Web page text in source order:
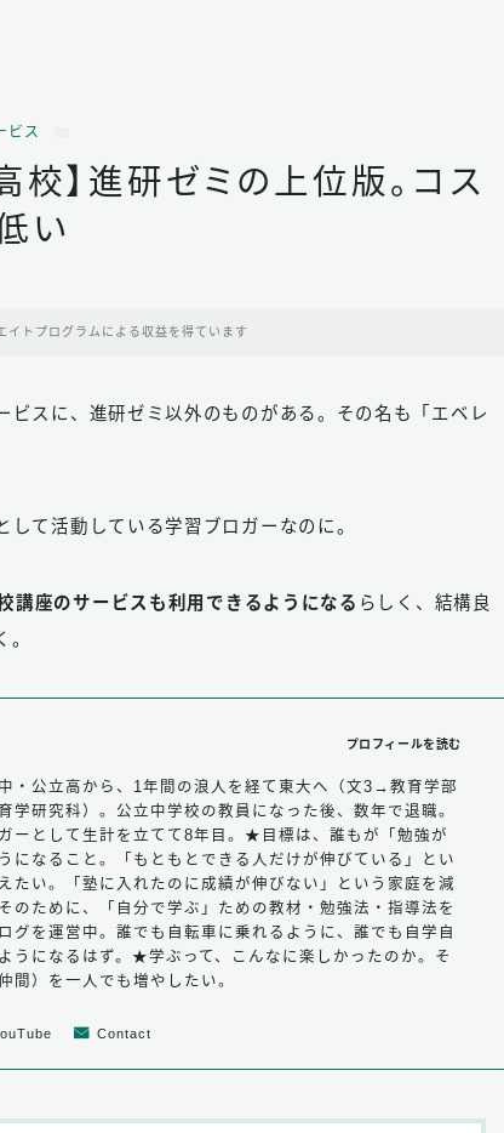
ビス
校】進研ゼミの上位版。コス
い
イトプログラムによる収益を得ています
スに、進研ゼミ以外のものがある。その名も「エベレ
て活動している学習ブロガーなのに。
講座のサービスも利用できるようになる らしく、結構良
・公立高から、1年間の浪人を経て東大へ（文3→教育学部
学研究科）。公立中学校の教員になった後、数年で退職。
ーとして生計を立てて8年目。★目標は、誰もが「勉強が
になること。「もともとできる人だけが伸びている」とい
たい。「塾に入れたのに成績が伸びない」という家庭を減
のために、「自分で学ぶ」ための教材・勉強法・指導法を
グを運営中。誰でも自転車に乗れるように、誰でも自学自
うになるはず。★学ぶって、こんなに楽しかったのか。そ
間）を一人でも増やしたい。
プロフィールを読む
Contact